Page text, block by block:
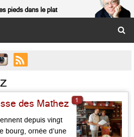
pieds dans le plat

des Mathez
depuis vingt
bourg, ornée d’une
1